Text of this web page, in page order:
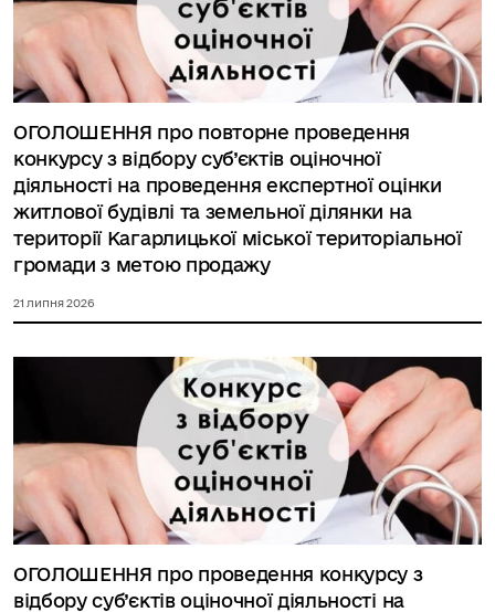
ОГОЛОШЕННЯ про повторне проведення
конкурсу з відбору суб’єктів оціночної
діяльності на проведення експертної оцінки
житлової будівлі та земельної ділянки на
території Кагарлицької міської територіальної
громади з метою продажу
21 липня 2026
ОГОЛОШЕННЯ про проведення конкурсу з
відбору суб’єктів оціночної діяльності на